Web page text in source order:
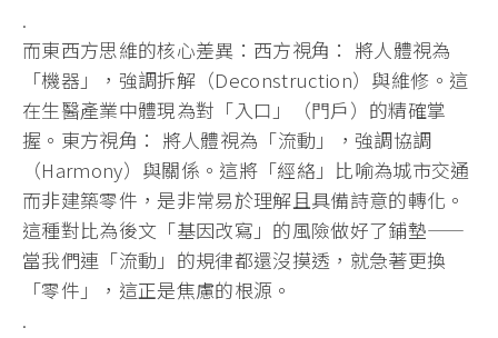
.
而東西方思維的核心差異：西方視角： 將人體視為
「機器」，強調拆解（Deconstruction）與維修。這
在生醫產業中體現為對「入口」（門戶）的精確掌
握。東方視角： 將人體視為「流動」，強調協調
（Harmony）與關係。這將「經絡」比喻為城市交通
而非建築零件，是非常易於理解且具備詩意的轉化。
這種對比為後文「基因改寫」的風險做好了鋪墊——
當我們連「流動」的規律都還沒摸透，就急著更換
「零件」，這正是焦慮的根源。
.